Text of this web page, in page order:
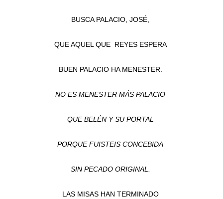
BUSCA PALACIO, JOSÉ,
QUE AQUEL QUE REYES ESPERA
BUEN PALACIO HA MENESTER.
NO ES MENESTER MÁS PALACIO
QUE BELÉN Y SU PORTAL
PORQUE FUISTEIS CONCEBIDA
SIN PECADO ORIGINAL.
LAS MISAS HAN TERMINADO